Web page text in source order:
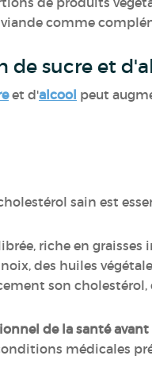
comme
de sucre et
et d'alcool peut
sain est
riche en graisses
des huiles
son
de la santé
médicales